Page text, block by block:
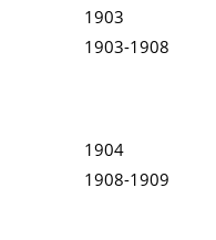
1903
1903-1908
1904
1908-1909